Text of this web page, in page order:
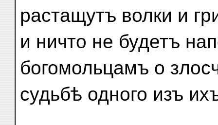
растащутъ волки и
и ничто не будетъ
богомольцамъ о
судьбѣ одного изъ